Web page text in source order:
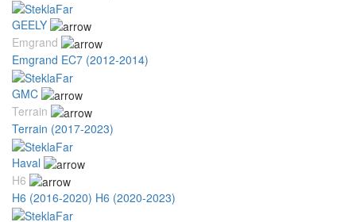
GEELY
Emgrand
Emgrand EC7 (2012-2014)
GMC
Terrain
Terrain (2017-2023)
Haval
H6
H6 (2016-2020) H6 (2020-2023)